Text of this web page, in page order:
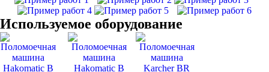
Используемое оборудование